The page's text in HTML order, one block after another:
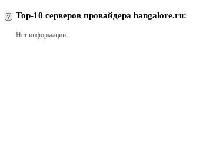
Top-10 серверов провайдера bangalore.ru:
Нет информации.